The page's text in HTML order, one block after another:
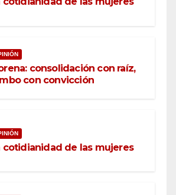
consolidación con raíz,
con convicción
cotidianidad de las mujeres